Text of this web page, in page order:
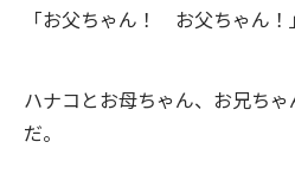
「お父ちゃん！ お父ちゃん！」
ハナコとお母ちゃん、お兄ち
だ。